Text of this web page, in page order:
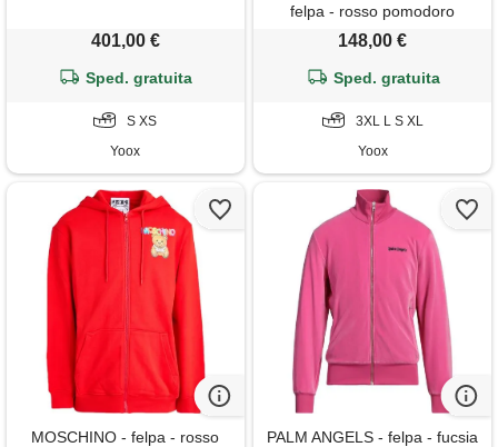
401,00 €
Sped. gratuita
S XS
Yoox
felpa - rosso pomodoro
148,00 €
Sped. gratuita
3XL L S XL
Yoox
MOSCHINO - felpa - rosso PALM ANGELS - felpa - fucsia